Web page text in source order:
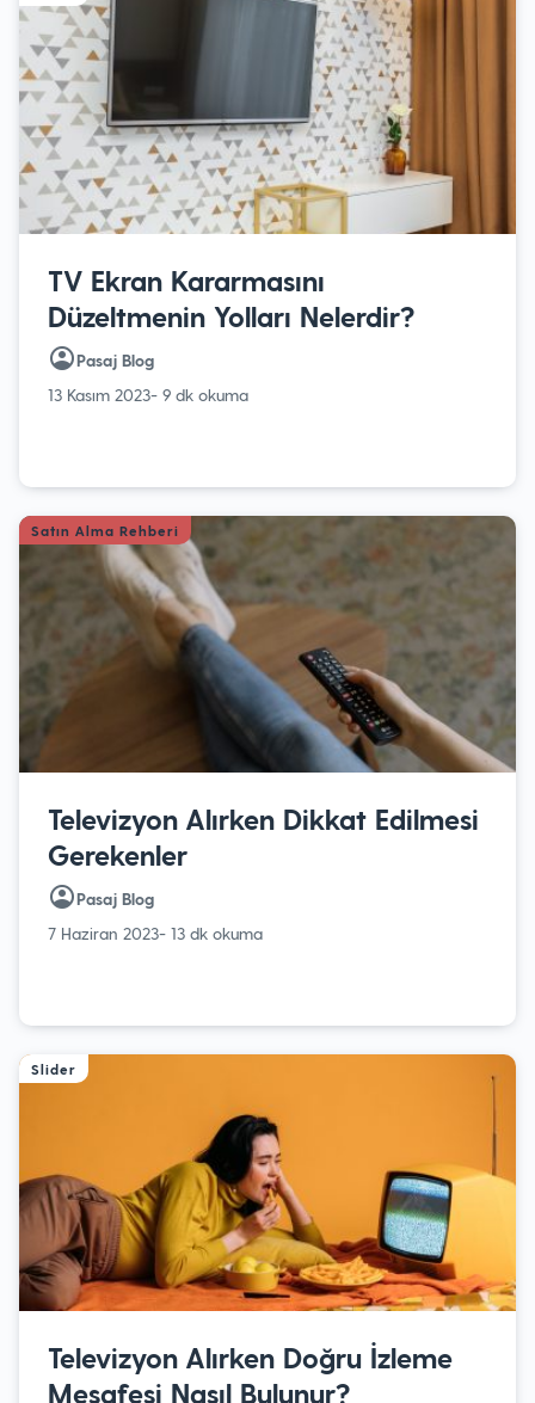
TV Ekran Kararmasını
Düzeltmenin Yolları Nelerdir?
Pasaj Blog
13 Kasım 2023- 9 dk okuma
Satın Alma Rehberi
Televizyon Alırken Dikkat Edilmesi
Gerekenler
Pasaj Blog
7 Haziran 2023- 13 dk okuma
Slider
Televizyon Alırken Doğru İzleme
Mesafesi Nasıl Bulunur?￼